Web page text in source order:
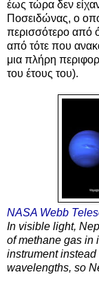
έως τώρα δεν
Ποσειδώνας, ο
περισσότερο από
από τότε που
μια πλήρη
του έτους του).
NASA Webb
In visible light,
of methane gas in
instrument
wavelengths, so